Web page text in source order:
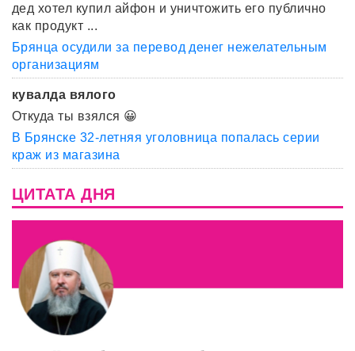
дед хотел купил айфон и уничтожить его публично
как продукт ...
Брянца осудили за перевод денег нежелательным
организациям
кувалда вялого
Откуда ты взялся 😀
В Брянске 32-летняя уголовница попалась серии
краж из магазина
ЦИТАТА ДНЯ